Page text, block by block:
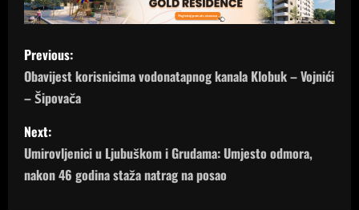
P
o
t
n
Previous:
Obavijest korisnicima vodonatapnog kanala Klobuk – Vojnići
– Šipovača
Next:
Umirovljenici u Ljubuškom i Grudama: Umjesto odmora,
nakon 46 godina staža natrag na posao